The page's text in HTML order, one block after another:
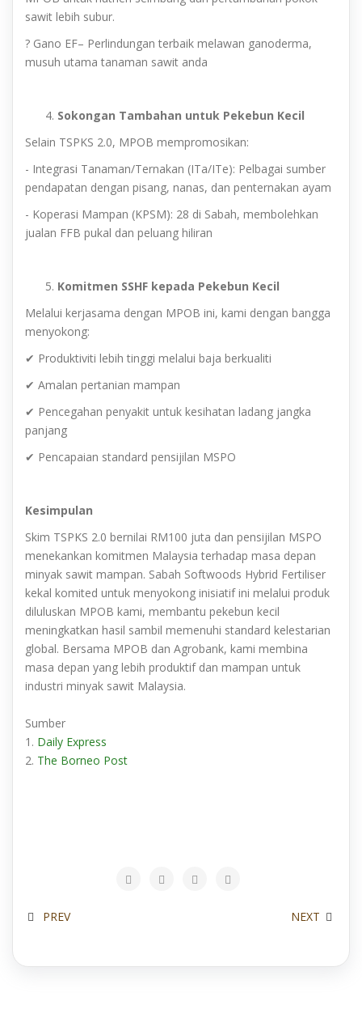
sawit lebih subur.
? Gano EF– Perlindungan terbaik melawan ganoderma,
musuh utama tanaman sawit anda
Sokongan Tambahan untuk Pekebun Kecil
Selain TSPKS 2.0, MPOB mempromosikan:
- Integrasi Tanaman/Ternakan (ITa/ITe): Pelbagai sumber
pendapatan dengan pisang, nanas, dan penternakan ayam
- Koperasi Mampan (KPSM): 28 di Sabah, membolehkan
jualan FFB pukal dan peluang hiliran
Komitmen SSHF kepada Pekebun Kecil
Melalui kerjasama dengan MPOB ini, kami dengan bangga
menyokong:
✔ Produktiviti lebih tinggi melalui baja berkualiti
✔ Amalan pertanian mampan
✔ Pencegahan penyakit untuk kesihatan ladang jangka
panjang
✔ Pencapaian standard pensijilan MSPO
Kesimpulan
Skim TSPKS 2.0 bernilai RM100 juta dan pensijilan MSPO
menekankan komitmen Malaysia terhadap masa depan
minyak sawit mampan. Sabah Softwoods Hybrid Fertiliser
kekal komited untuk menyokong inisiatif ini melalui produk
diluluskan MPOB kami, membantu pekebun kecil
meningkatkan hasil sambil memenuhi standard kelestarian
global. Bersama MPOB dan Agrobank, kami membina
masa depan yang lebih produktif dan mampan untuk
industri minyak sawit Malaysia.
Sumber
1. Daily Express
2. The Borneo Post
PREV NEXT